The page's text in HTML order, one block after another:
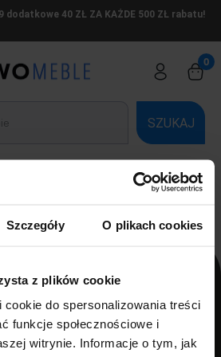
Szczegóły O plikach cookies
z plików cookie
do spersonalizowania treści
funkcje społecznościowe i
witrynie. Informacje o tym, jak
dodatkowe 40 ZŁ ZA KAŻDE 500 ZŁ rabatu!
SZUKAJ
Marek Szlagor Wojciech